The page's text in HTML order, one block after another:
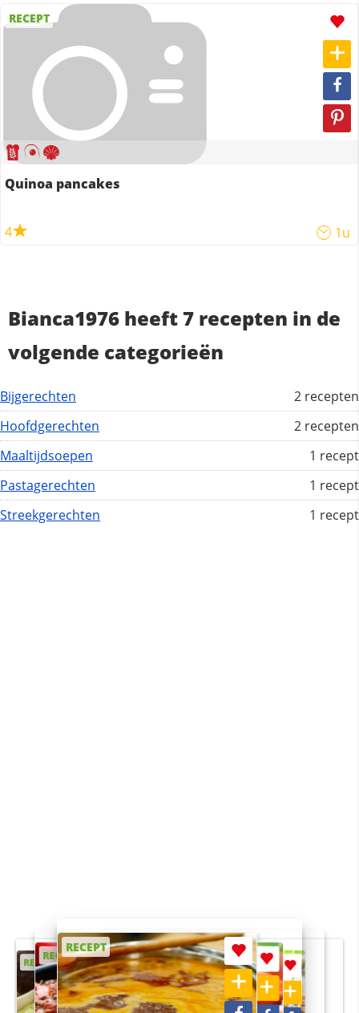
RECEPT
Quinoa pancakes
4 1u
Bianca1976 heeft 7 recepten in de
volgende categorieën
2 recepten
Bijgerechten
2 recepten
Hoofdgerechten
1 recept
Maaltijdsoepen
1 recept
Pastagerechten
1 recept
Streekgerechten
RECEPT
RECEPT
RECEPT
RECEPT
RECEPT